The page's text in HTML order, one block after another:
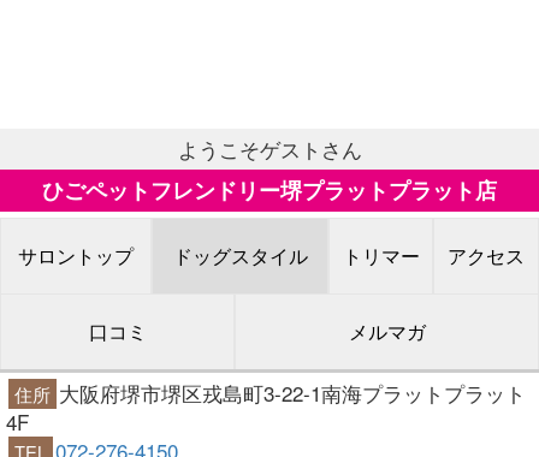
ようこそゲストさん
ひごペットフレンドリー堺プラットプラット店
サロントップ ドッグスタイル トリマー アクセス
口コミ メルマガ
住所 大阪府堺市堺区戎島町3-22-1南海プラットプラット
4F
TEL 072-276-4150